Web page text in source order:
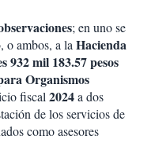
; en uno se
o ambos, a laHacienda
932 mil 183.57 pesos
Organismos
fiscal2024a dos
de los servicios de
como asesores